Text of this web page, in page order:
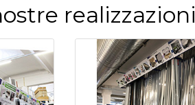
realizzazioni